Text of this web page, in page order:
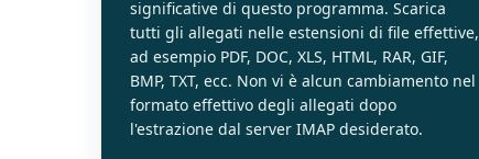
significative di questo programma. Scarica
tutti gli allegati nelle estensioni di file effettive,
ad esempio PDF, DOC, XLS, HTML, RAR, GIF,
BMP, TXT, ecc. Non vi è alcun cambiamento nel
formato effettivo degli allegati dopo
l'estrazione dal server IMAP desiderato.